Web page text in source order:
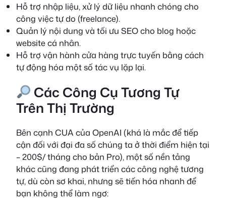
Hỗ trợ nhập liệu, xử lý dữ liệu nhanh chóng cho
công việc tự do (freelance).
Quản lý nội dung và tối ưu SEO cho blog hoặc
website cá nhân.
Hỗ trợ vận hành cửa hàng trực tuyến bằng cách
tự động hóa một số tác vụ lặp lại.
Các Công Cụ Tương Tự
Trên Thị Trường
Bên cạnh CUA của OpenAI (khá là mắc để tiếp
cận đối với đại đa số chúng ta ở thời điểm hiện tại
– 200$/ tháng cho bản Pro), một số nền tảng
khác cũng đang phát triển các công nghệ tương
tự, dù còn sơ khai, nhưng sẽ tiến hóa nhanh để
bạn không thể làm ngơ: